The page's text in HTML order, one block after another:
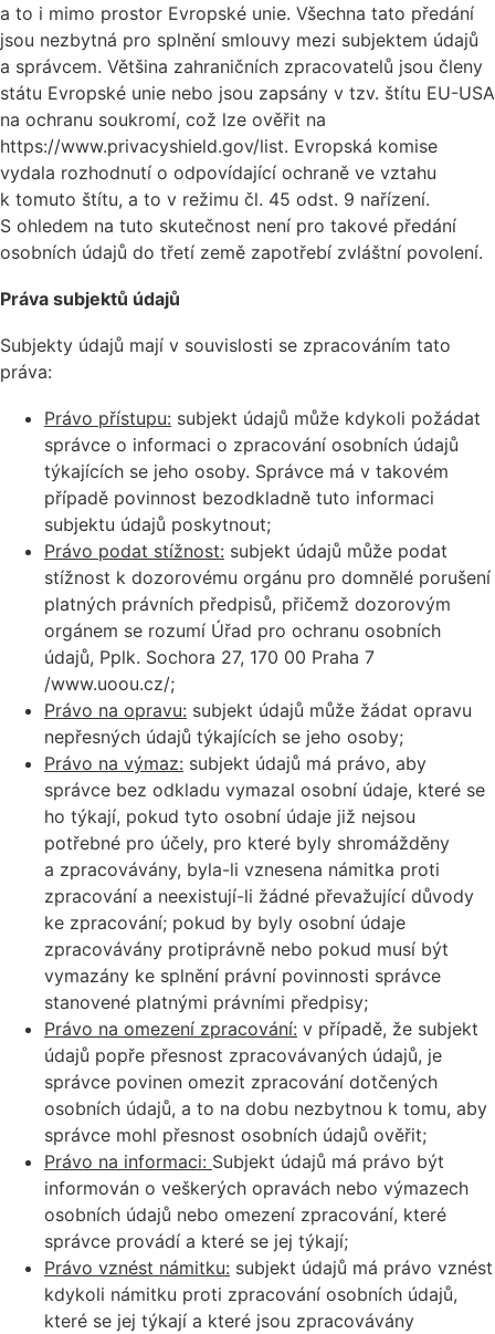
a to i mimo prostor Evropské unie. Všechna tato předání
jsou nezbytná pro splnění smlouvy mezi subjektem údajů
a správcem. Většina zahraničních zpracovatelů jsou členy
státu Evropské unie nebo jsou zapsány v tzv. štítu EU-USA
na ochranu soukromí, což lze ověřit na
https://www.privacyshield.gov/list. Evropská komise
vydala rozhodnutí o odpovídající ochraně ve vztahu
k tomuto štítu, a to v režimu čl. 45 odst. 9 nařízení.
S ohledem na tuto skutečnost není pro takové předání
osobních údajů do třetí země zapotřebí zvláštní povolení.
Práva subjektů údajů
Subjekty údajů mají v souvislosti se zpracováním tato
práva:
Právo přístupu: subjekt údajů může kdykoli požádat
správce o informaci o zpracování osobních údajů
týkajících se jeho osoby. Správce má v takovém
případě povinnost bezodkladně tuto informaci
subjektu údajů poskytnout;
Právo podat stížnost: subjekt údajů může podat
stížnost k dozorovému orgánu pro domnělé porušení
platných právních předpisů, přičemž dozorovým
orgánem se rozumí Úřad pro ochranu osobních
údajů, Pplk. Sochora 27, 170 00 Praha 7
/www.uoou.cz/;
Právo na opravu: subjekt údajů může žádat opravu
nepřesných údajů týkajících se jeho osoby;
Právo na výmaz: subjekt údajů má právo, aby
správce bez odkladu vymazal osobní údaje, které se
ho týkají, pokud tyto osobní údaje již nejsou
potřebné pro účely, pro které byly shromážděny
a zpracovávány, byla-li vznesena námitka proti
zpracování a neexistují-li žádné převažující důvody
ke zpracování; pokud by byly osobní údaje
zpracovávány protiprávně nebo pokud musí být
vymazány ke splnění právní povinnosti správce
stanovené platnými právními předpisy;
Právo na omezení zpracování: v případě, že subjekt
údajů popře přesnost zpracovávaných údajů, je
správce povinen omezit zpracování dotčených
osobních údajů, a to na dobu nezbytnou k tomu, aby
správce mohl přesnost osobních údajů ověřit;
Právo na informaci: Subjekt údajů má právo být
informován o veškerých opravách nebo výmazech
osobních údajů nebo omezení zpracování, které
správce provádí a které se jej týkají;
Právo vznést námitku: subjekt údajů má právo vznést
kdykoli námitku proti zpracování osobních údajů,
které se jej týkají a které jsou zpracovávány